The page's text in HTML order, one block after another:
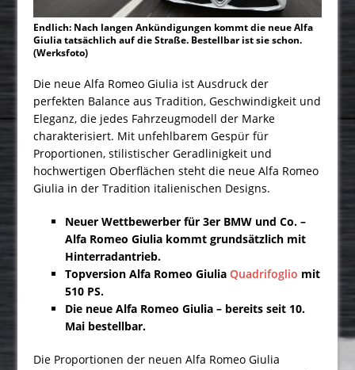
Endlich: Nach langen Ankündigungen kommt die neue Alfa
Giulia tatsächlich auf die Straße. Bestellbar ist sie schon.
(Werksfoto)
Die neue Alfa Romeo Giulia ist Ausdruck der
perfekten Balance aus Tradition, Geschwindigkeit und
Ele­ganz, die jedes Fahrzeugmodell der Marke
charakterisiert. Mit unfehlbarem Gespür für
Proportionen, stilistischer Geradlinigkeit und
hochwertigen Oberflächen steht die neue Alfa Romeo
Giulia in der Tradi­tion italienischen Designs.
Neuer Wettbewerber für 3er BMW und Co. –
Alfa Romeo Giulia kommt grundsätzlich mit
Hinterradantrieb.
Topversion Alfa Romeo GiuliaQuadrifoglio mit
510 PS.
Die neue Alfa Romeo Giulia – bereits seit 10.
Mai bestellbar.
Die Proportionen der neuen Alfa Romeo Giulia